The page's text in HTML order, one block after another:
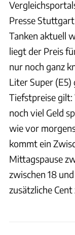
Presse
Tanken aktuell
liegt der Preis
nur noch ganz
Liter Super (E5)
Tiefstpreise gilt:
noch viel Geld
wie vor
kommt ein
Mittagspause
zwischen 18
zusätzliche Cent